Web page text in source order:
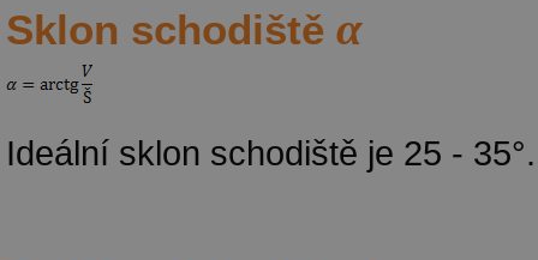
Sklon schodiště α
Ideální sklon schodiště je 25 - 35°.